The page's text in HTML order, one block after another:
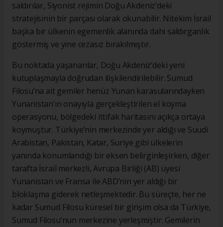
saldırılar, Siyonist rejimin Doğu Akdeniz’deki
stratejisinin bir parçası olarak okunabilir. Nitekim İsrail
başka bir ülkenin egemenlik alanında dahi saldırganlık
göstermiş ve yine cezasız bırakılmıştır.
Bu noktada yaşananlar, Doğu Akdeniz’deki yeni
kutuplaşmayla doğrudan ilişkilendirilebilir. Sumud
Filosu’na ait gemiler henüz Yunan karasularındayken
Yunanistan’ın onayıyla gerçekleştirilen el koyma
operasyonu, bölgedeki ittifak haritasını açıkça ortaya
koymuştur. Türkiye’nin merkezinde yer aldığı ve Suudi
Arabistan, Pakistan, Katar, Suriye gibi ülkelerin
yanında konumlandığı bir eksen belirginleşirken, diğer
tarafta İsrail merkezli, Avrupa Birliği (AB) üyesi
Yunanistan ve Fransa ile ABD’nin yer aldığı bir
bloklaşma giderek netleşmektedir. Bu süreçte, her ne
kadar Sumud Filosu küresel bir girişim olsa da Türkiye,
Sumud Filosu’nun merkezine yerleşmiştir. Gemilerin